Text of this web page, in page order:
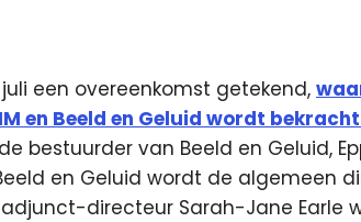
een overeenkomst getekend,
en Beeld en Geluid wordt
bestuurder van Beeld en Geluid,
en Geluid wordt de algemeen
directeur Sarah-Jane Earle